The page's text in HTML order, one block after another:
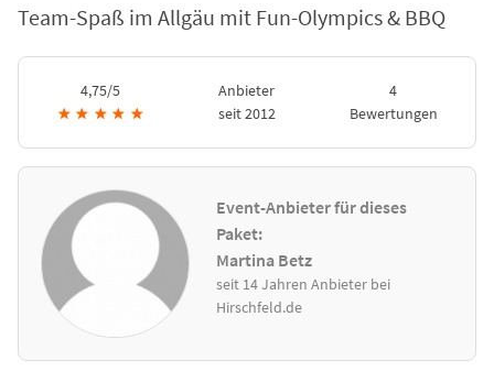
Team-Spaß im Allgäu mit Fun-Olympics & BBQ
4,75/5
★ ★ ★ ★ ★
Anbieter
seit 2012
4
Bewertungen
Event-Anbieter für dieses
Paket:
Martina Betz
seit 14 Jahren Anbieter bei
Hirschfeld.de